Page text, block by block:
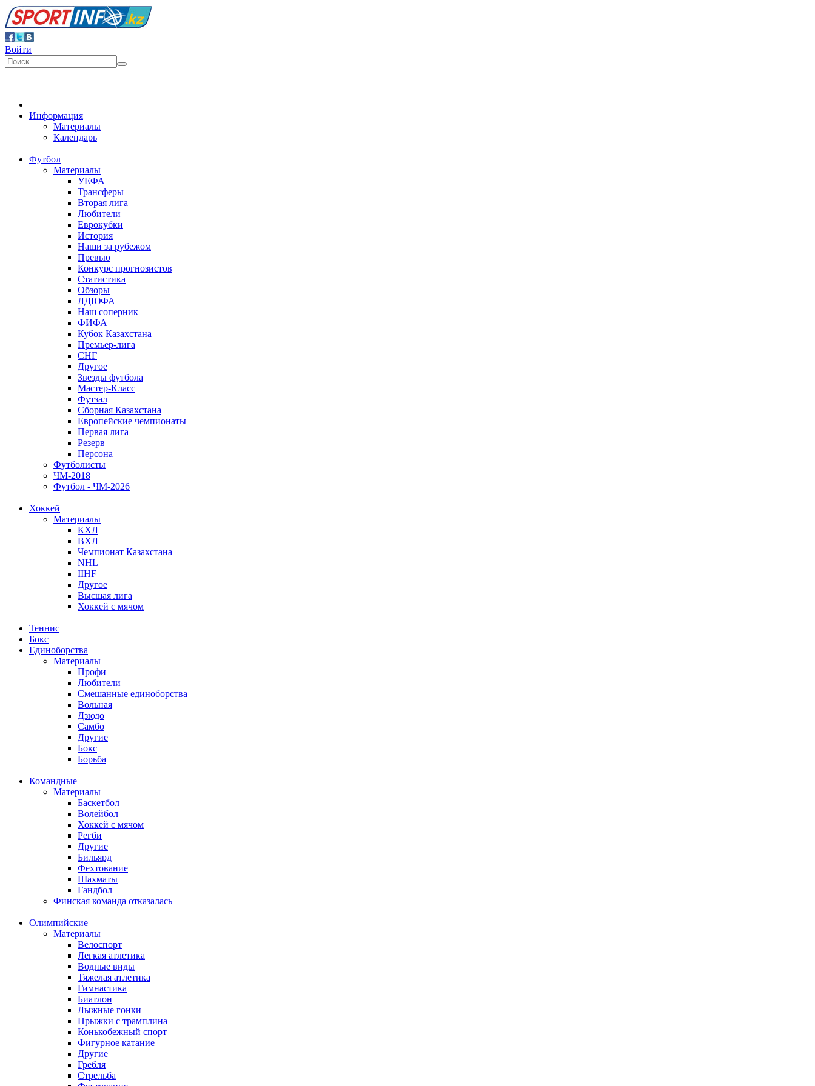
Войти
Информация
Материалы
Календарь
Футбол
Материалы
УЕФА
Трансферы
Вторая лига
Любители
Еврокубки
История
Наши за рубежом
Превью
Конкурс прогнозистов
Статистика
Обзоры
ЛДЮФА
Наш соперник
ФИФА
Кубок Казахстана
Премьер-лига
СНГ
Другое
Звезды футбола
Мастер-Класс
Футзал
Сборная Казахстана
Европейские чемпионаты
Первая лига
Резерв
Персона
Футболисты
ЧМ-2018
Футбол - ЧМ-2026
Хоккей
Материалы
КХЛ
ВХЛ
Чемпионат Казахстана
NHL
IIHF
Другое
Высшая лига
Хоккей с мячом
Теннис
Бокс
Единоборства
Материалы
Профи
Любители
Смешанные единоборства
Вольная
Дзюдо
Самбо
Другие
Бокс
Борьба
Командные
Материалы
Баскетбол
Волейбол
Хоккей с мячом
Регби
Другие
Бильярд
Фехтование
Шахматы
Гандбол
Финская команда отказалась
Олимпийские
Материалы
Велоспорт
Легкая атлетика
Водные виды
Тяжелая атлетика
Гимнастика
Биатлон
Лыжные гонки
Прыжки с трамплина
Конькобежный спорт
Фигурное катание
Другие
Гребля
Стрельба